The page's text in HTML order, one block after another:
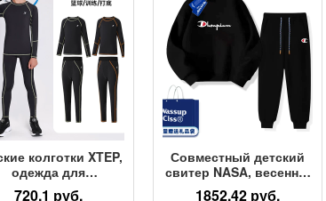
двойка
колготки XTEP,
одежда для
весенне-
720.1 руб.
Совместный детский
свитер NASA, весенне-
осенний костюм для
1852.42 руб.